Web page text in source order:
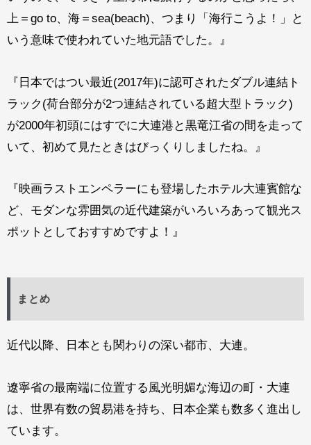
上＝go to、海＝sea(beach)、つまり「海行こうよ！」と
いう意味で使われていた地元語でした。』
『日本ではつい最近(2017年)に認可されたダブル連結ト
ラック(荷台部分が2つ連結されている超大型トラック)
が2000年初頭にはすでに大連港と黒竜江省の間を走って
いて、初めて見たときはびっくりしましたね。』
『映画ラストエンペラーにも登場したホテル大連賓館な
ど、モダンな雰囲気の近代建築がいろいろあって観光ス
ポットとしておすすめですよ！』
まとめ
近代以降、日本とも関わりの深い都市、大連。
遼寧省の最南端に位置する風光明媚な海辺の町・大連
は、世界有数の貿易港を持ち、日本企業も数多く進出し
ています。